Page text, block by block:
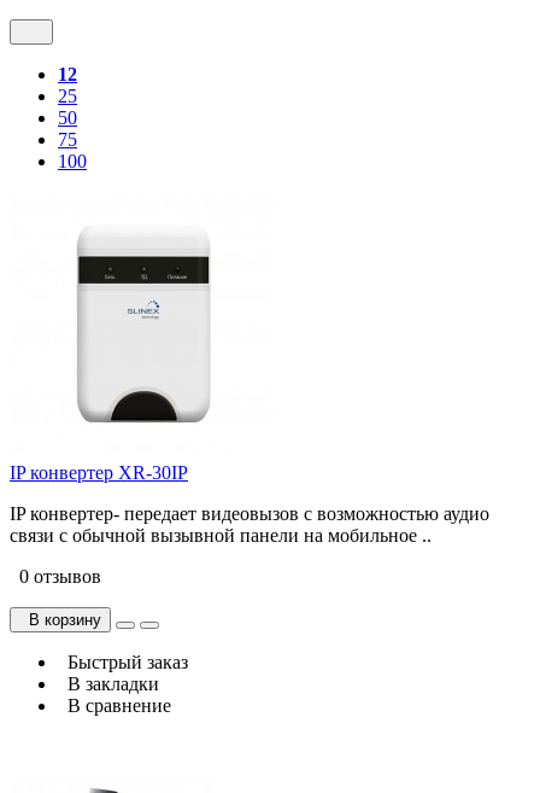
12
25
50
75
100
IP конвертер XR-30IP
IP конвертер- передает видеовызов с возможностью аудио
связи с обычной вызывной панели на мобильное ..
0 отзывов
В корзину
Быстрый заказ
В закладки
В сравнение